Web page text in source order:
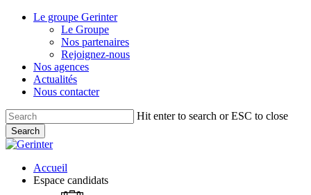
Skip
Le groupe Gerinter
Le Groupe
Nos partenaires
Rejoignez-nous
Nos agences
Actualités
Nous contacter
Hit enter to search or ESC to close
Search
Close
account
Menu
Accueil
Espace candidats